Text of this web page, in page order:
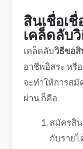
สินเชื่อเ
เคล็ดลับ
เคล็ดลับวิธีขอสิ
อาชีพอิสระ หรื
จะทำให้การสมั
ผ่าน ก็คือ
สมัครสิ
กับรายไ